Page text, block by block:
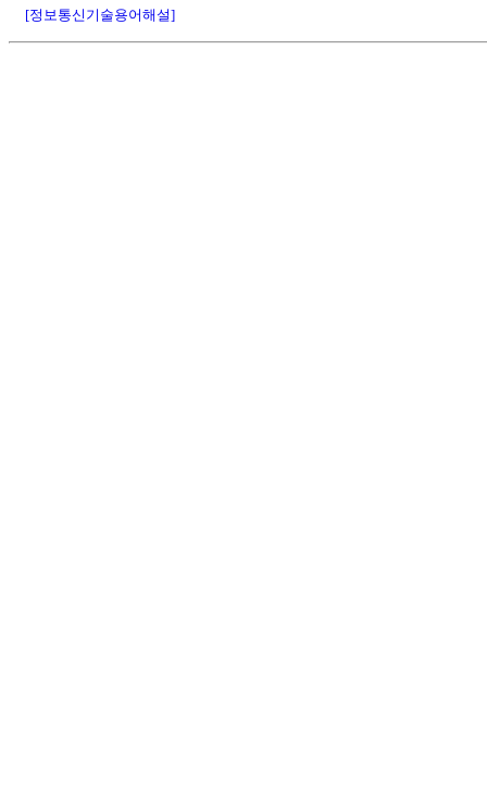
[정보통신기술용어해설]